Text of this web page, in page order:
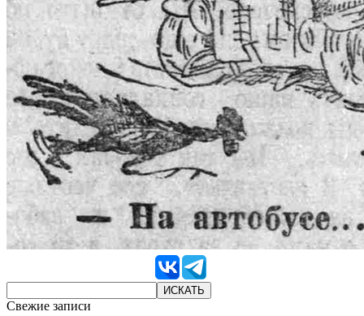
Свежие записи